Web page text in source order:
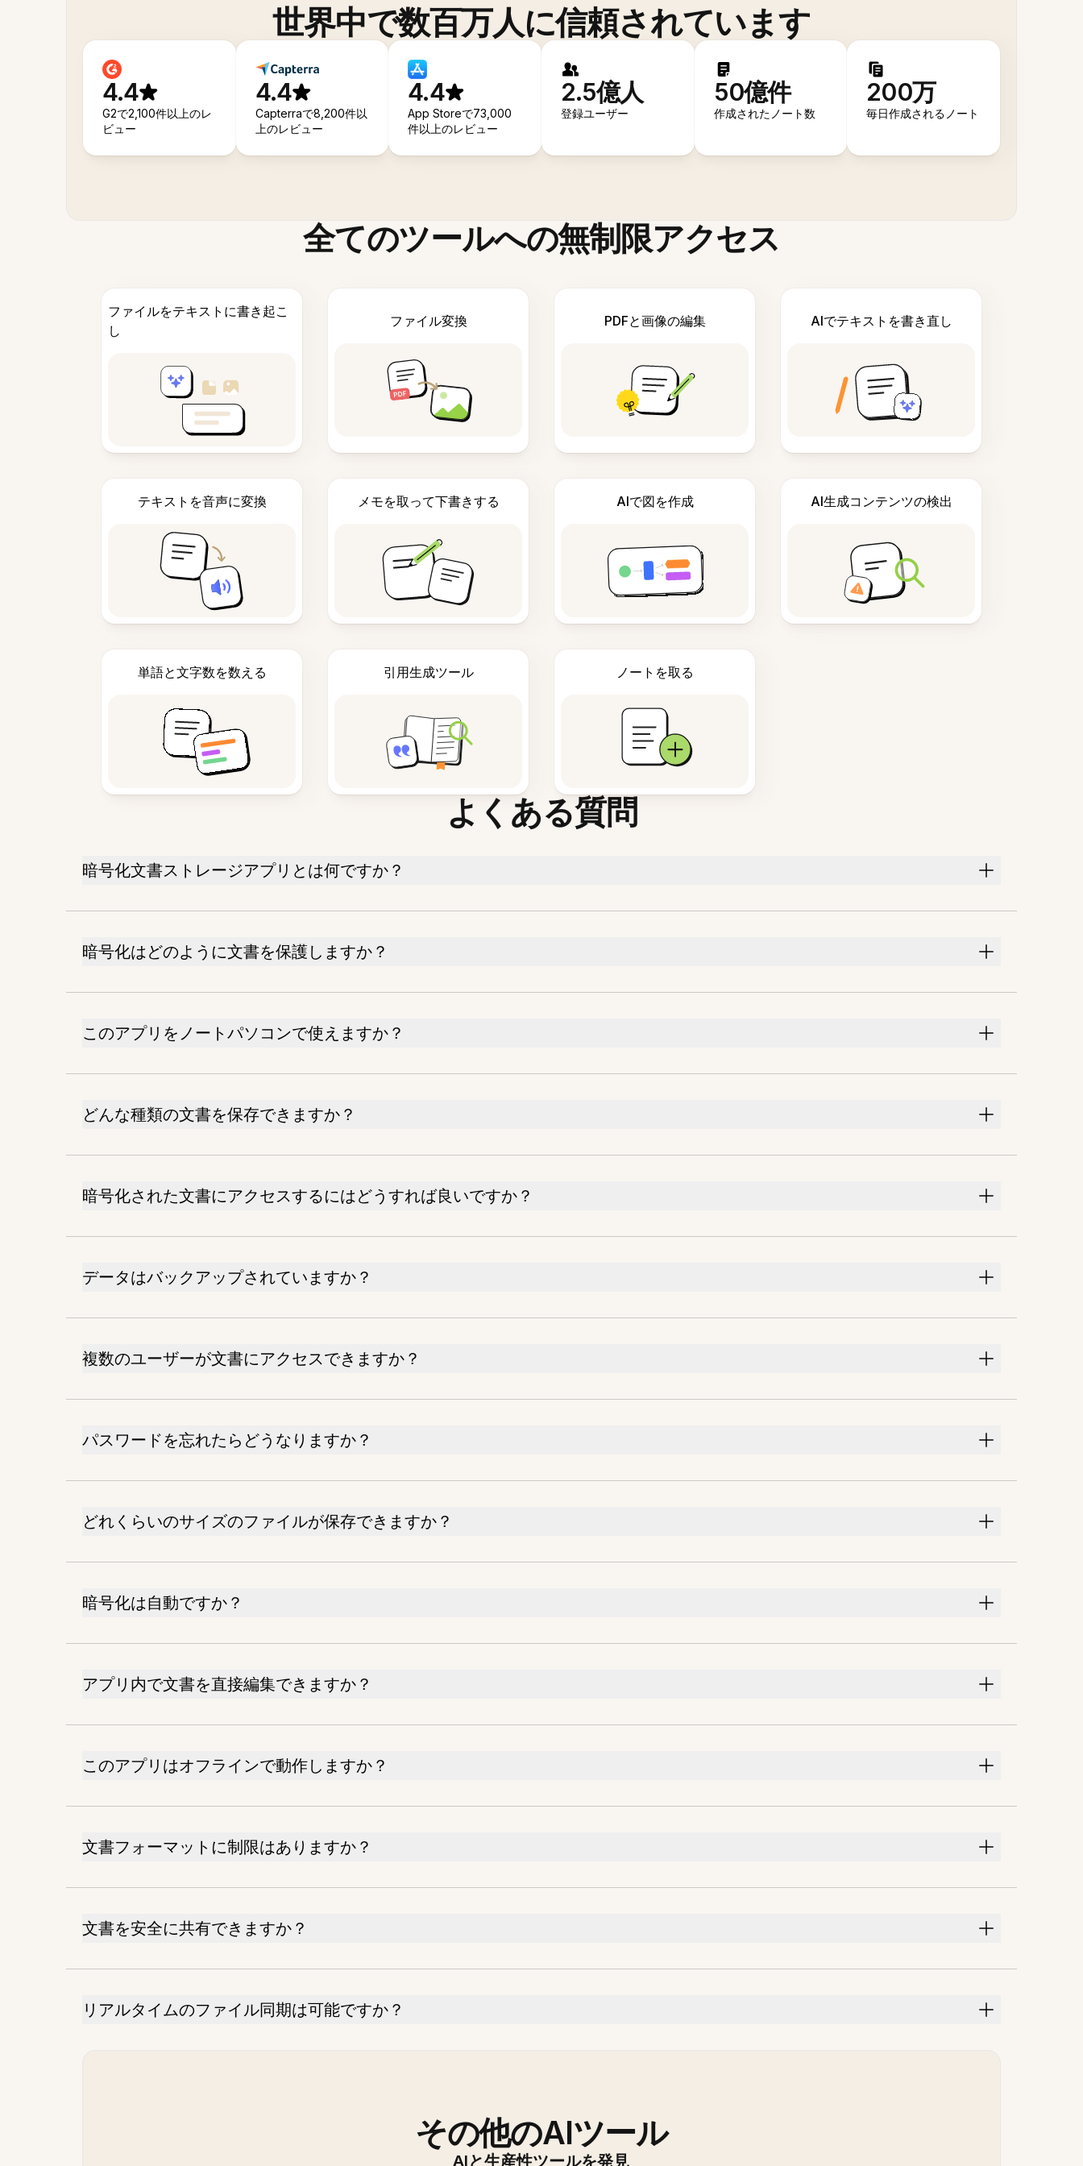
世界中で数百万人に信頼されています
4.4
G2で2,100件以上のレ
ビュー
4.4
Capterraで8,200件以
上のレビュー
4.4
App Storeで73,000
件以上のレビュー
2.5億人
登録ユーザー
50億件
作成されたノート数
200万
毎日作成されるノート
全てのツールへの無制限アクセス
ファイルをテキストに書き起こ
し
ファイル変換 PDFと画像の編集 AIでテキストを書き直し
テキストを音声に変換 メモを取って下書きする AIで図を作成 AI生成コンテンツの検出
単語と文字数を数える 引用生成ツール ノートを取る
よくある質問
暗号化文書ストレージアプリとは何ですか？
暗号化はどのように文書を保護しますか？
このアプリをノートパソコンで使えますか？
どんな種類の文書を保存できますか？
暗号化された文書にアクセスするにはどうすれば良いですか？
データはバックアップされていますか？
複数のユーザーが文書にアクセスできますか？
パスワードを忘れたらどうなりますか？
どれくらいのサイズのファイルが保存できますか？
暗号化は自動ですか？
アプリ内で文書を直接編集できますか？
このアプリはオフラインで動作しますか？
文書フォーマットに制限はありますか？
文書を安全に共有できますか？
リアルタイムのファイル同期は可能ですか？
その他のAIツール
AIと生産性ツールを発見